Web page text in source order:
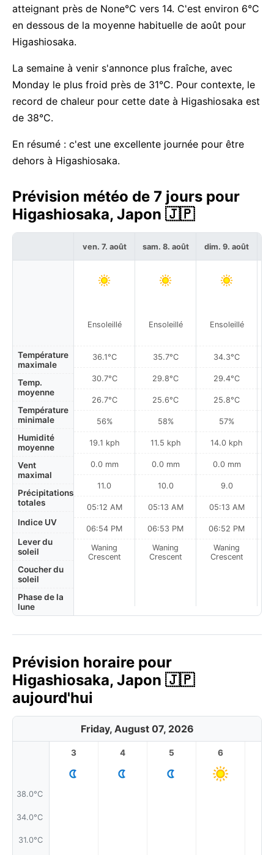
atteignant près de None°C vers 14. C'est environ 6°C
en dessous de la moyenne habituelle de août pour
Higashiosaka.
La semaine à venir s'annonce plus fraîche, avec
Monday le plus froid près de 31°C. Pour contexte, le
record de chaleur pour cette date à Higashiosaka est
de 38°C.
En résumé : c'est une excellente journée pour être
dehors à Higashiosaka.
Prévision météo de 7 jours pour
Higashiosaka, Japon 🇯🇵
Température
maximale
Temp.
moyenne
Température
minimale
Humidité
moyenne
Vent
maximal
Précipitations
totales
Indice UV
Lever du
soleil
Coucher du
soleil
Phase de la
lune
ven. 7. août
Ensoleillé
36.1°C
30.7°C
26.7°C
56%
19.1 kph
0.0 mm
11.0
05:12 AM
06:54 PM
Waning
Crescent
sam. 8. août
Ensoleillé
35.7°C
29.8°C
25.6°C
58%
11.5 kph
0.0 mm
10.0
05:13 AM
06:53 PM
Waning
Crescent
dim. 9. août
Ensoleillé
34.3°C
29.4°C
25.8°C
57%
14.0 kph
0.0 mm
9.0
05:13 AM
06:52 PM
Waning
Crescent
Prévision horaire pour
Higashiosaka, Japon 🇯🇵
aujourd'hui
Friday, August 07, 2026
38.0°C
34.0°C
31.0°C
3 4 5 6